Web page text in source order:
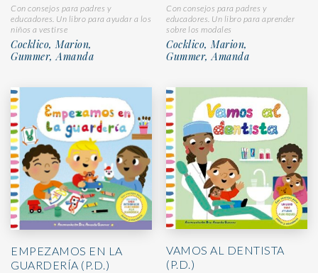
Con consejos para padres y
educadores. Un libro para ayudar a los
niños a vestirse
Cocklico, Marion,
Gummer, Amanda
Con consejos para padres y
educadores. Un libro para aprender
sobre los modales
Cocklico, Marion,
Gummer, Amanda
EMPEZAMOS EN LA
GUARDERÍA (P.D.)
VAMOS AL DENTISTA
(P.D.)